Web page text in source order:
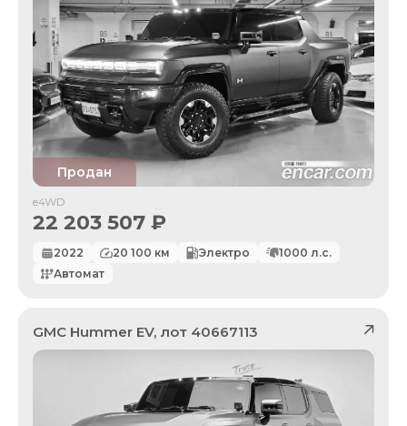
Продан
e4WD
22 203 507 ₽
2022 20 100 км Электро 1000 л.с.
Автомат
GMC Hummer EV, лот 40667113